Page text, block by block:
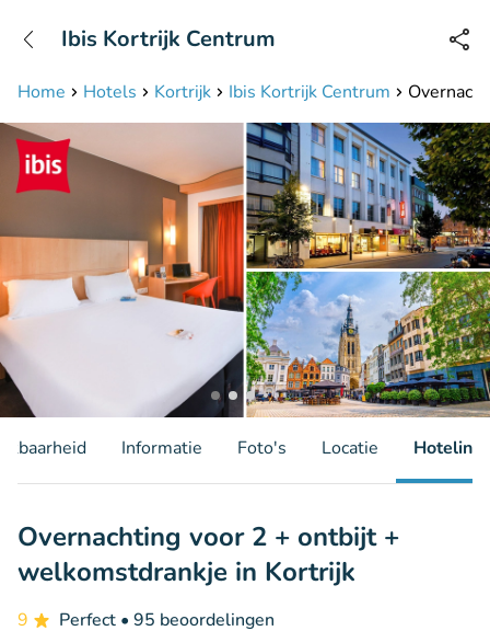
Bereikbaar tot 23:00 uur
Home Hotels Kortrijk Ibis Kortrijk Centrum
Ibis Kortrijk Centrum
Informatie Foto's Locatie Hotelinfo
Overnachting voor 2 + ontbijt +
welkomstdrankje in Kortrijk
9 Perfect • 95 beoordelingen